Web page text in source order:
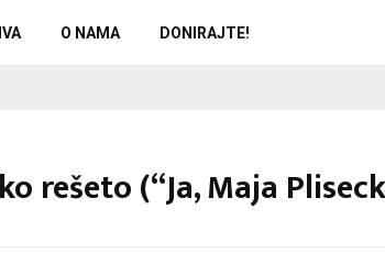
O NAMA DONIRAJTE!
rešeto (“Ja, Maja